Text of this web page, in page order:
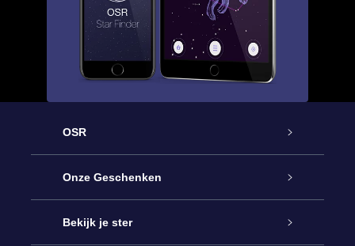
OSR
Service
Contact
Onze Geschenken
Online Star Gift
Bekijk je ster